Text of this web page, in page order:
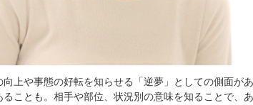
上や事態の好転を知らせる「逆夢」としての側面が
ことも。相手や部位、状況別の意味を知ることで、